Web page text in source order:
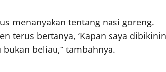
menanyakan tentang nasi goreng.
terus bertanya, ‘Kapan saya dibikinin
bukan beliau,” tambahnya.